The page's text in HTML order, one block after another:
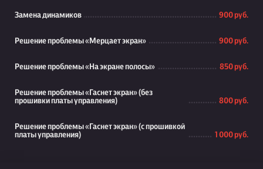
Замена динамиков 900 руб.
Решение проблемы «Мерцает экран» 900 руб.
Решение проблемы «На экране полосы» 850 руб.
Решение проблемы «Гаснет экран» (без
прошивки платы управления)
800 руб.
Решение проблемы «Гаснет экран» (с прошивкой
платы управления)
1 000 руб.